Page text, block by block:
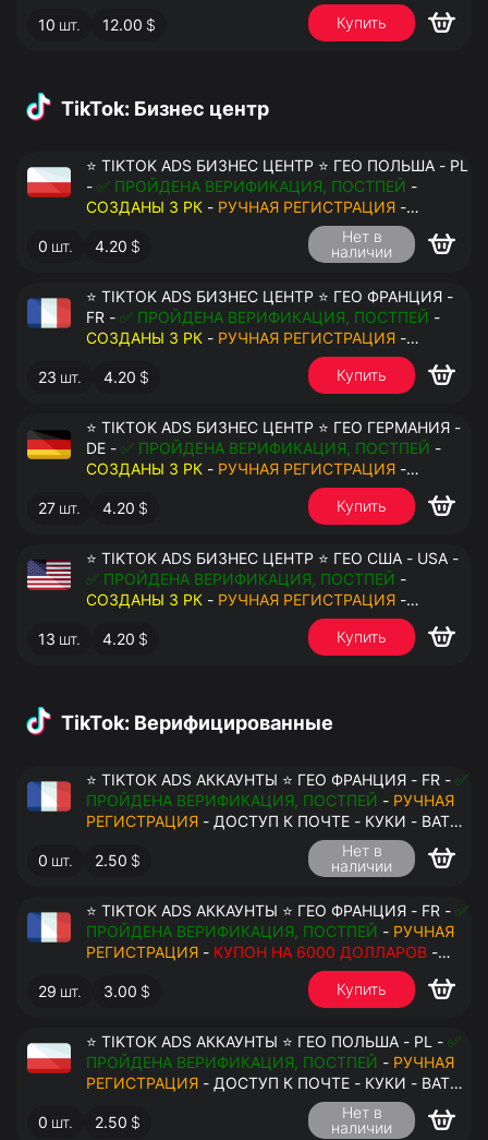
10 шт. 12.00 $ Купить
TikTok: Бизнес центр
⭐ TIKTOK ADS БИЗНЕС ЦЕНТР ⭐ ГЕО ПОЛЬША - PL
- ✅ ПРОЙДЕНА ВЕРИФИКАЦИЯ, ПОСТПЕЙ -
СОЗДАНЫ 3 РК - РУЧНАЯ РЕГИСТРАЦИЯ -
ДОСТУП К ПОЧТЕ - КУКИ - ВАТ ЗАПОЛНЕН -
ПЕРЕДАЧА В АНТИДЕТЕКТ
0 шт. 4.20 $
Нет в
наличии
⭐ TIKTOK ADS БИЗНЕС ЦЕНТР ⭐ ГЕО ФРАНЦИЯ -
FR - ✅ ПРОЙДЕНА ВЕРИФИКАЦИЯ, ПОСТПЕЙ -
СОЗДАНЫ 3 РК - РУЧНАЯ РЕГИСТРАЦИЯ -
ДОСТУП К ПОЧТЕ - КУКИ - ВАТ ЗАПОЛНЕН -
ПЕРЕДАЧА В АНТИДЕТЕКТ
23 шт. 4.20 $ Купить
⭐ TIKTOK ADS БИЗНЕС ЦЕНТР ⭐ ГЕО ГЕРМАНИЯ -
DE - ✅ ПРОЙДЕНА ВЕРИФИКАЦИЯ, ПОСТПЕЙ -
СОЗДАНЫ 3 РК - РУЧНАЯ РЕГИСТРАЦИЯ -
ДОСТУП К ПОЧТЕ - КУКИ - ВАТ ЗАПОЛНЕН -
ПЕРЕДАЧА В АНТИДЕТЕКТ
27 шт. 4.20 $ Купить
⭐ TIKTOK ADS БИЗНЕС ЦЕНТР ⭐ ГЕО США - USA -
✅ ПРОЙДЕНА ВЕРИФИКАЦИЯ, ПОСТПЕЙ -
СОЗДАНЫ 3 РК - РУЧНАЯ РЕГИСТРАЦИЯ -
ДОСТУП К ПОЧТЕ - КУКИ - ВАТ ЗАПОЛНЕН -
ПЕРЕДАЧА В АНТИДЕТЕКТ
13 шт. 4.20 $ Купить
TikTok: Верифицированные
⭐ TIKTOK ADS АККАУНТЫ ⭐ ГЕО ФРАНЦИЯ - FR - ✅
ПРОЙДЕНА ВЕРИФИКАЦИЯ, ПОСТПЕЙ - РУЧНАЯ
РЕГИСТРАЦИЯ - ДОСТУП К ПОЧТЕ - КУКИ - ВАТ
ЗАПОЛНЕН - ПЕРЕДАЧА В АНТИДЕТЕКТ
0 шт. 2.50 $
Нет в
наличии
⭐ TIKTOK ADS АККАУНТЫ ⭐ ГЕО ФРАНЦИЯ - FR - ✅
ПРОЙДЕНА ВЕРИФИКАЦИЯ, ПОСТПЕЙ - РУЧНАЯ
РЕГИСТРАЦИЯ - КУПОН НА 6000 ДОЛЛАРОВ -
ДОСТУП К ПОЧТЕ - КУКИ - ВАТ ЗАПОЛНЕН -
ПЕРЕДАЧА В АНТИДЕТЕКТ
29 шт. 3.00 $ Купить
⭐ TIKTOK ADS АККАУНТЫ ⭐ ГЕО ПОЛЬША - PL - ✅
ПРОЙДЕНА ВЕРИФИКАЦИЯ, ПОСТПЕЙ - РУЧНАЯ
РЕГИСТРАЦИЯ - ДОСТУП К ПОЧТЕ - КУКИ - ВАТ
ЗАПОЛНЕН - ПЕРЕДАЧА В АНТИДЕТЕКТ
0 шт. 2.50 $
Нет в
наличии